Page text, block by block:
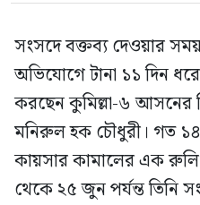
সংসদে বক্তব্য দেওয়ার
অভিযোগে টানা ১১ দিন
করছেন কুমিল্লা-৬ আসনের
মনিরুল হক চৌধুরী। গত
কায়সার কামালের এক রুলিং
থেকে ২৫ জুন পর্যন্ত তিনি